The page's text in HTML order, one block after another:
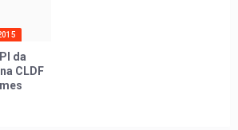
da
CLDF